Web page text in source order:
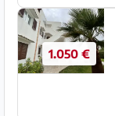
1.050 €